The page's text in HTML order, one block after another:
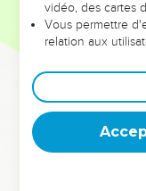
sont
Dans cette
clés pour avancer
deviennent vos
équipe, un
vidéo, des cartes
Vous permettre
relation aux